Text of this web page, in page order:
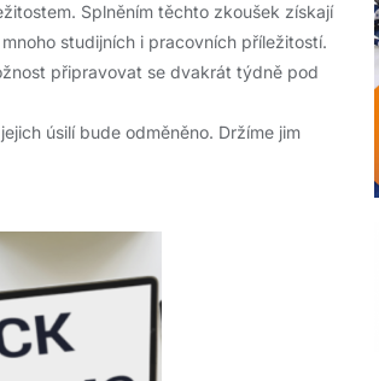
Splněním těchto zkoušek získají
studijních i pracovních příležitostí.
připravovat se dvakrát týdně pod
úsilí bude odměněno. Držíme jim